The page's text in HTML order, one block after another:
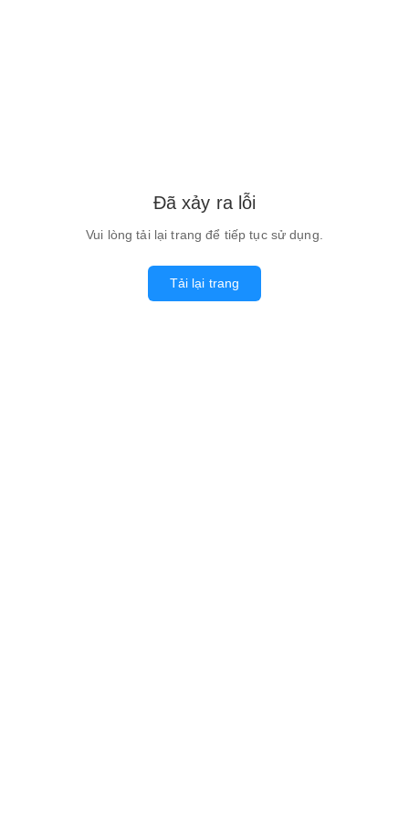
Đã xảy ra lỗi
Vui lòng tải lại trang để tiếp tục sử dụng.
Tải lại trang